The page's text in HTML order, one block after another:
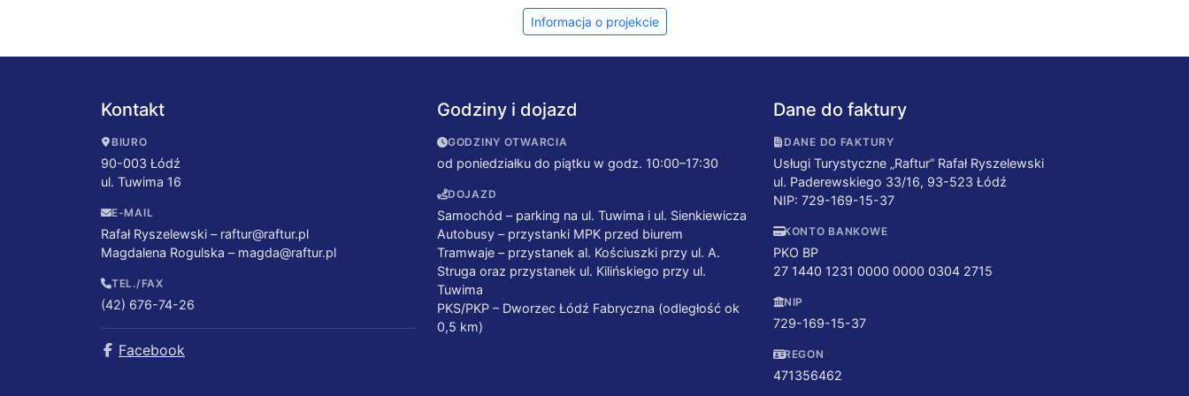
Informacja o projekcie
Kontakt
BIURO
90-003 Łódź
ul. Tuwima 16
E-MAIL
Rafał Ryszelewski – raftur@raftur.pl
Magdalena Rogulska – magda@raftur.pl
TEL./FAX
(42) 676-74-26
Facebook
Godziny i dojazd
GODZINY OTWARCIA
od poniedziałku do piątku w godz. 10:00–17:30
DOJAZD
Samochód – parking na ul. Tuwima i ul. Sienkiewicza
Autobusy – przystanki MPK przed biurem
Tramwaje – przystanek al. Kościuszki przy ul. A.
Struga oraz przystanek ul. Kilińskiego przy ul.
Tuwima
PKS/PKP – Dworzec Łódź Fabryczna (odległość ok
0,5 km)
Dane do faktury
DANE DO FAKTURY
Usługi Turystyczne „Raftur” Rafał Ryszelewski
ul. Paderewskiego 33/16, 93-523 Łódź
NIP: 729-169-15-37
KONTO BANKOWE
PKO BP
27 1440 1231 0000 0000 0304 2715
NIP
729-169-15-37
REGON
471356462